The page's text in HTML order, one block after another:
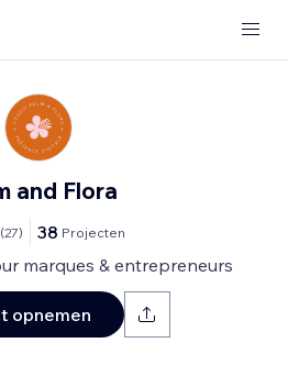
and Flora
(27) 38 Projecten
marques & entrepreneurs
opnemen